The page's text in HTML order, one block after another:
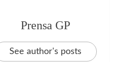
Prensa GP
See author's posts